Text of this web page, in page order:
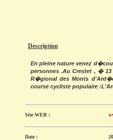
Description
En pleine nature venez
personnes .Au Crestet , �
R�gional des Monts
course cycliste populaire
Site WEB :
Date :